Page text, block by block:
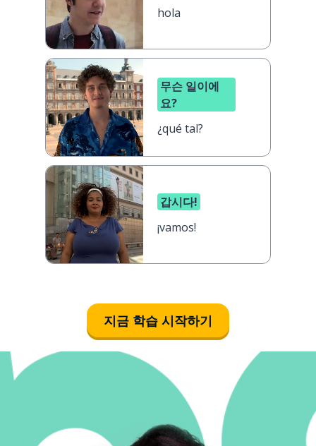
hola
무슨 일이에
요?
¿qué tal?
갑시다!
¡vamos!
지금 학습 시작하기